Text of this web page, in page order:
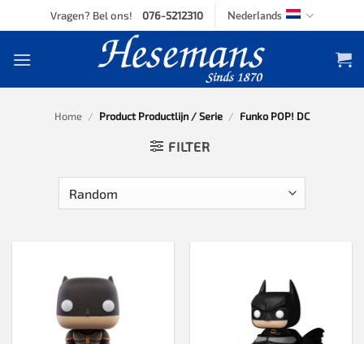
to
Vragen? Bel ons! 076-5212310 Nederlands
Home / Product Productlijn / Serie / Funko POP! DC
FILTER